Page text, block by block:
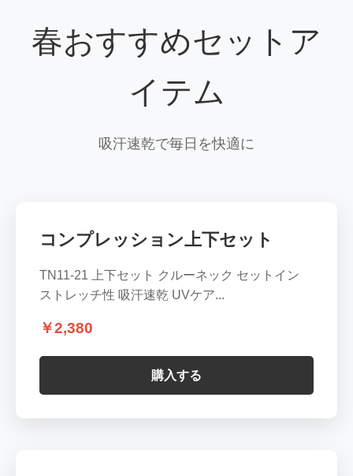
春おすすめセットア
イテム
吸汗速乾で毎日を快適に
コンプレッション上下セット
TN11-21 上下セット クルーネック セットイン
ストレッチ性 吸汗速乾 UVケア...
￥2,380
購入する